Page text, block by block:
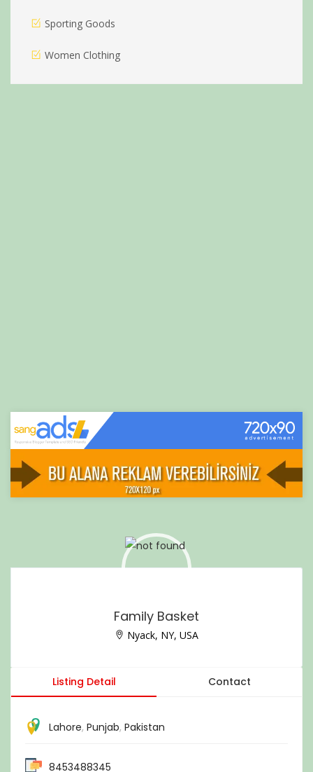
Sporting Goods
Women Clothing
Family Basket
Nyack, NY, USA
Listing Detail Contact
Lahore, Punjab, Pakistan
8453488345